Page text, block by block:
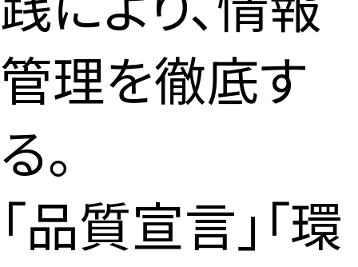
管理を徹底す
る。
「品質宣言」「環